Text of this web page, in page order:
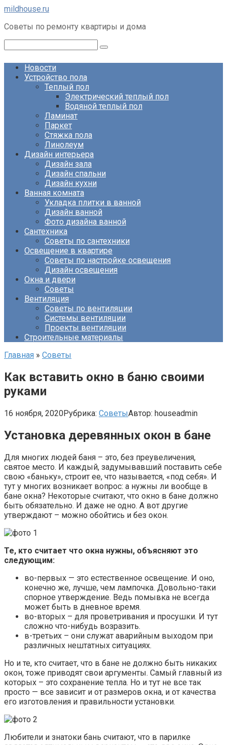
Перейти
контенту
mildhouse.ru
Советы по ремонту квартиры и дома
Новости
Устройство пола
Теплый пол
Электрический теплый пол
Водяной теплый пол
Ламинат
Паркет
Стяжка пола
Линолеум
Дизайн интерьера
Дизайн зала
Дизайн спальни
Дизайн кухни
Ванная комната
Укладка плитки в ванной
Дизайн ванной
Фото дизайна ванной
Сантехника
Советы по сантехники
Освещение в квартире
Советы по настройке освещения
Дизайн освещения
Окна и двери
Советы
Вентиляция
Советы по вентиляции
Системы вентиляции
Проекты вентиляции
Строительные материалы
Главная » Советы
Как вставить окно в баню своими
руками
16 ноября, 2020Рубрика: СоветыАвтор: houseadmin
Установка деревянных окон в бане
Для многих людей баня – это, без преувеличения,
святое место. И каждый, задумывавший поставить себе
свою «баньку», строит ее, что называется, «под себя». И
тут у многих возникает вопрос: а нужны ли вообще в
бане окна? Некоторые считают, что окно в бане должно
быть обязательно. И даже не одно. А вот другие
утверждают – можно обойтись и без окон.
Те, кто считает что окна нужны, объясняют это
следующим:
во-первых — это естественное освещение. И оно,
конечно же, лучше, чем лампочка. Довольно-таки
спорное утверждение. Ведь помывка не всегда
может быть в дневное время.
во-вторых – для проветривания и просушки. И тут
сложно что-нибудь возразить.
в-третьих – они служат аварийным выходом при
различных нештатных ситуациях.
Но и те, кто считает, что в бане не должно быть никаких
окон, тоже приводят свои аргументы. Самый главный из
которых – это сохранение тепла. Но и тут не все так
просто — все зависит и от размеров окна, и от качества
его изготовления и правильности установки.
Любители и знатоки бань считают, что в парилке